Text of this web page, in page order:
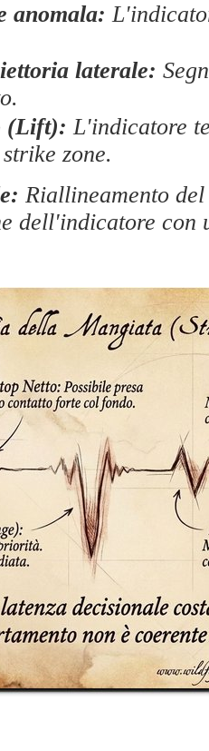
anomala:
laterale:
(Lift): L'indicatore
zone.
Riallineamento
dell'indicatore